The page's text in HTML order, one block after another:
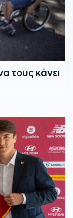
τους κάνει